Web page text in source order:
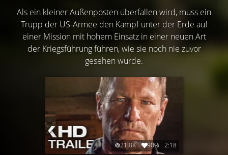
Als ein kleiner Außenposten überfallen wird, muss ein
Trupp der US-Armee den Kampf unter der Erde auf
einer Mission mit hohem Einsatz in einer neuen Art
der Kriegsführung führen, wie sie noch nie zuvor
gesehen wurde.
21.8K 90% 2:18